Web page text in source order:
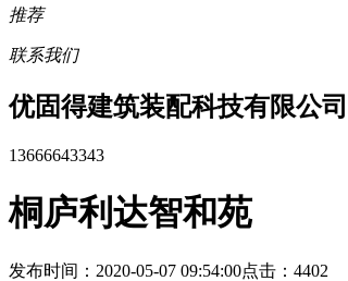
推荐
联系我们
优固得建筑装配科技有限公司
13666643343
桐庐利达智和苑
发布时间：2020-05-07 09:54:00点击：4402